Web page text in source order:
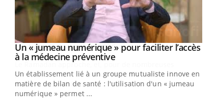
Youtube
Un « jumeau numérique » pour faciliter l’accès
à la médecine préventiveYoutube
Un établissement lié à un groupe mutualiste innove en
matière de bilan de santé : l'utilisation d'un « jumeau
numérique » permet ...